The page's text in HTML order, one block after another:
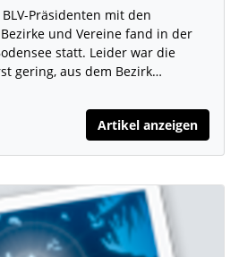
Präsidenten mit den
und Vereine fand in der
statt. Leider war die
gering, aus dem Bezirk…
Artikel anzeigen